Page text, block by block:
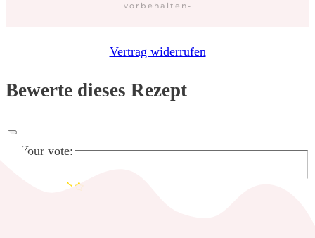
vorbehalten-
Vertrag widerrufen
Bewerte dieses Rezept
Your vote: